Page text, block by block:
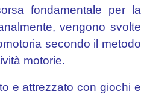
fondamentale per la
vengono svolte
secondo il metodo
motorie.
e attrezzato con giochi e